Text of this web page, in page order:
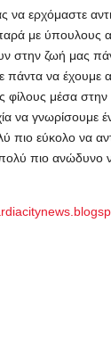
να ερχόμαστε
με ύπουλους
στην ζωή μας
πάντα να έχουμε
μέσα στην
να γνωρίσουμε
πιο εύκολο να
πιο ανώδυνο